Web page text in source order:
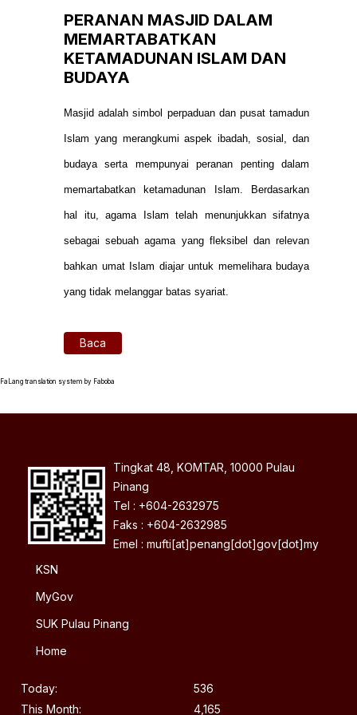
PERANAN MASJID DALAM
MEMARTABATKAN
KETAMADUNAN ISLAM DAN
BUDAYA
Masjid adalah simbol perpaduan dan pusat tamadun
Islam yang merangkumi aspek ibadah, sosial, dan
budaya serta mempunyai peranan penting dalam
memartabatkan ketamadunan Islam. Berdasarkan
hal itu, agama Islam telah menunjukkan sifatnya
sebagai sebuah agama yang fleksibel dan relevan
bahkan umat Islam diajar untuk memelihara budaya
yang tidak melanggar batas syariat.
Baca
FaLang translation system by Faboba
Tingkat 48, KOMTAR, 10000 Pulau
Pinang
Tel : +604-2632975
Faks : +604-2632985
Emel : mufti[at]penang[dot]gov[dot]my
KSN
MyGov
SUK Pulau Pinang
Home
Today:
536
This Month:
4,165